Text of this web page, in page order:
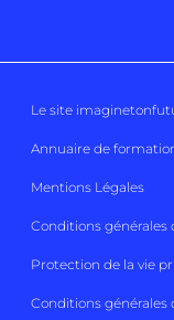
Le site
Annuaire de
Mentions Légales
Conditions générales
Protection de la vie
Conditions générales